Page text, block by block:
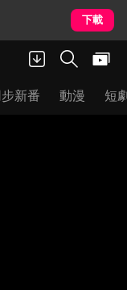
下載
步新番 動漫 短